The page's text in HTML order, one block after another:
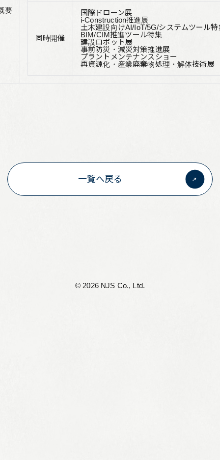
要
同時開催
国際ドローン展
i-Construction推進展
土木建設向けAI/IoT/5G/システムツール特
BIM/CIM推進ツール特集
建設ロボット展
事前防災・減災対策推進展
プラントメンテナンスショー
再資源化・産業廃棄物処理・解体技術
一覧へ戻る
©︎ 2026 NJS Co., Ltd.